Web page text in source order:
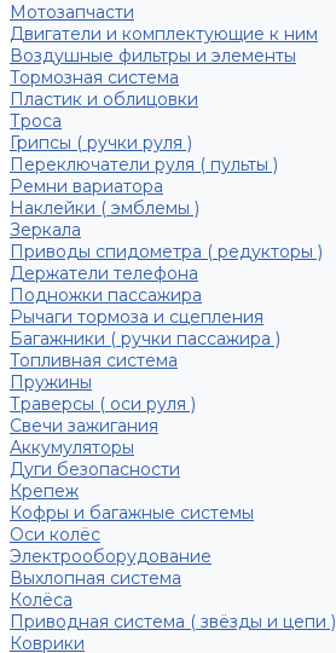
Мотозапчасти
Двигатели и комплектующие к ним
Воздушные фильтры и элементы
Тормозная система
Пластик и облицовки
Троса
Грипсы ( ручки руля )
Переключатели руля ( пульты )
Ремни вариатора
Наклейки ( эмблемы )
Зеркала
Приводы спидометра ( редукторы )
Держатели телефона
Подножки пассажира
Рычаги тормоза и сцепления
Багажники ( ручки пассажира )
Топливная система
Пружины
Траверсы ( оси руля )
Свечи зажигания
Аккумуляторы
Дуги безопасности
Крепеж
Кофры и багажные системы
Оси колёс
Электрооборудование
Выхлопная система
Колёса
Приводная система ( звёзды и цепи )
Коврики